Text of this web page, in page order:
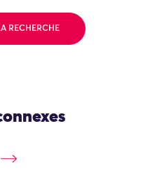
RECHERCHE